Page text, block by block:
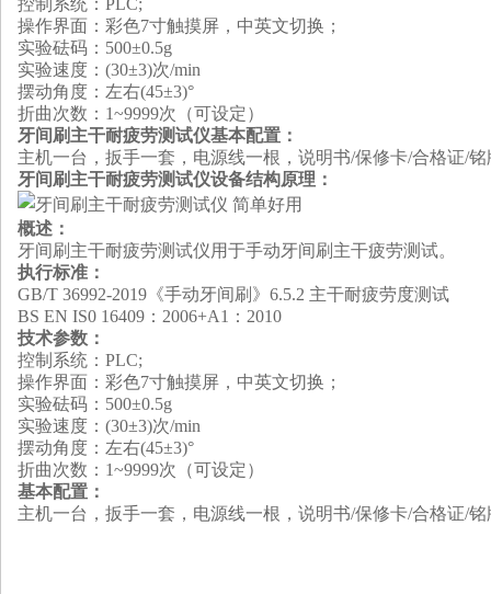
控制系统：PLC;
操作界面：彩色7寸触摸屏，中英文切换；
实验砝码 ： 500±0.5g
实验速度 ： (30±3)次/min
摆动角度 ： 左右(45±3)°
折曲次数：1~9999次（可设定）
牙间刷主干耐疲劳测试仪基本配置：
主机一台，扳手一套，电源线一根，说明书/保修卡/合格证/铭
牙间刷主干耐疲劳测试仪设备结构原理：
概述：
牙间刷主干耐疲劳测试仪用于手动牙间刷主干疲劳测试。
执行标准：
GB/T 36992-2019《手动牙间刷》6.5.2 主干耐疲劳度测试
BS EN IS0 16409 ： 2006+A1 ： 2010
技术参数：
控制系统：PLC;
操作界面：彩色7寸触摸屏，中英文切换；
实验砝码 ： 500±0.5g
实验速度 ： (30±3)次/min
摆动角度 ： 左右(45±3)°
折曲次数：1~9999次（可设定）
基本配置：
主机一台，扳手一套，电源线一根，说明书/保修卡/合格证/铭